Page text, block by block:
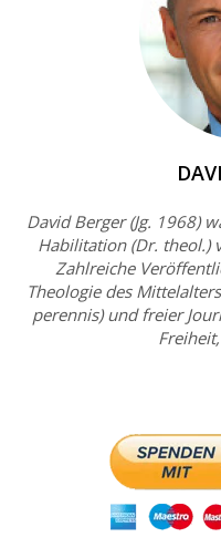
David Berger (Jg. 1968)
Habilitation (Dr. theol.)
Zahlreiche
Theologie des
perennis) und freier